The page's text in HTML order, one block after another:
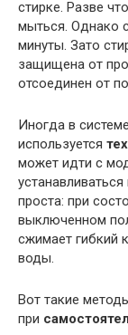
стирке. Разве
мыться. Однако
минуты. Зато
защищена от
отсоединен от
Иногда в
используется
может идти с
проста: при
выключенном
сжимает гибкий
воды.
Вот такие
при